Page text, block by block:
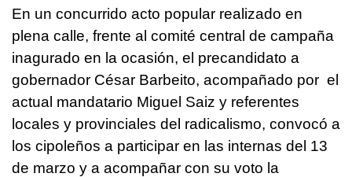
En un concurrido acto popular realizado en
plena calle, frente al comité central de campaña
inagurado en la ocasión, el precandidato a
gobernador César Barbeito, acompañado por el
actual mandatario Miguel Saiz y referentes
locales y provinciales del radicalismo, convocó a
los cipoleños a participar en las internas del 13
de marzo y a acompañar con su voto la